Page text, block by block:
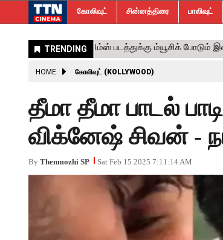
கோலிவுட் சின்னத்திரை பாலிவுட்
HOME கோலிவுட் (KOLLYWOOD)
தீமா தீமா பாடல்
விக்னேஷ் சிவன் -
By Thenmozhi SP Sat Feb 15 2025 7:11:14 AM